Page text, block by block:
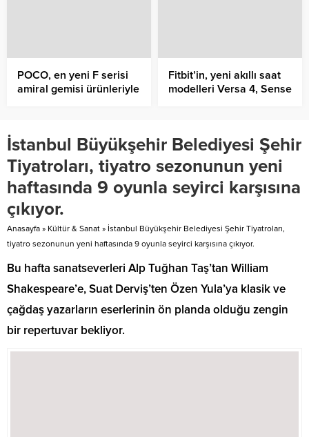
POCO, en yeni F serisi
amiral gemisi ürünleriyle
Fitbit’in, yeni akıllı saat
modelleri Versa 4, Sense
İstanbul Büyükşehir Belediyesi Şehir
Tiyatroları, tiyatro sezonunun yeni
haftasında 9 oyunla seyirci karşısına
çıkıyor.
Anasayfa » Kültür & Sanat » İstanbul Büyükşehir Belediyesi Şehir Tiyatroları,
tiyatro sezonunun yeni haftasında 9 oyunla seyirci karşısına çıkıyor.
Bu hafta sanatseverleri Alp Tuğhan Taş’tan William
Shakespeare’e, Suat Derviş’ten Özen Yula’ya klasik ve
çağdaş yazarların eserlerinin ön planda olduğu zengin
bir repertuvar bekliyor.